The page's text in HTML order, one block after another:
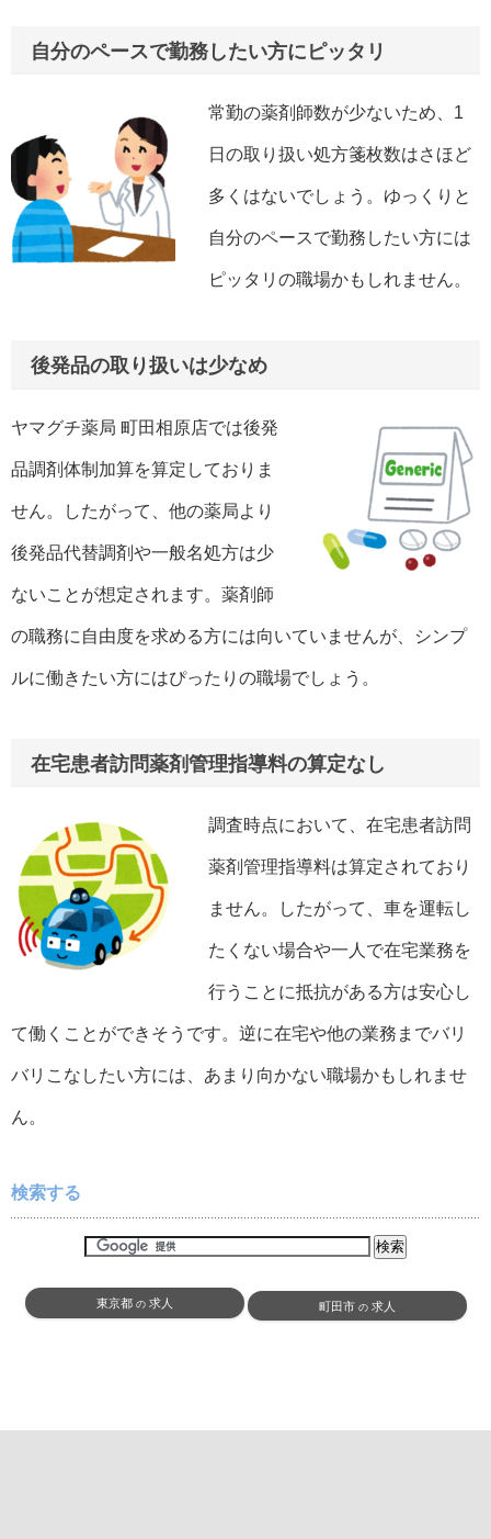
自分のペースで勤務したい方にピッタリ
常勤の薬剤師数が少ないため、1
日の取り扱い処方箋枚数はさほど
多くはないでしょう。ゆっくりと
自分のペースで勤務したい方には
ピッタリの職場かもしれません。
後発品の取り扱いは少なめ
ヤマグチ薬局 町田相原店では後発
品調剤体制加算を算定しておりま
せん。したがって、他の薬局より
後発品代替調剤や一般名処方は少
ないことが想定されます。薬剤師
の職務に自由度を求める方には向いていませんが、シンプ
ルに働きたい方にはぴったりの職場でしょう。
在宅患者訪問薬剤管理指導料の算定なし
調査時点において、在宅患者訪問
薬剤管理指導料は算定されており
ません。したがって、車を運転し
たくない場合や一人で在宅業務を
行うことに抵抗がある方は安心し
て働くことができそうです。逆に在宅や他の業務までバリ
バリこなしたい方には、あまり向かない職場かもしれませ
ん。
検索する
東京都の 求人 町田市の 求人